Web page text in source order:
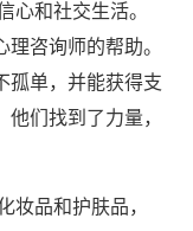
心和社交生活。
咨询师的帮助。
孤单，并能获得支
们找到了力量，
妆品和护肤品，